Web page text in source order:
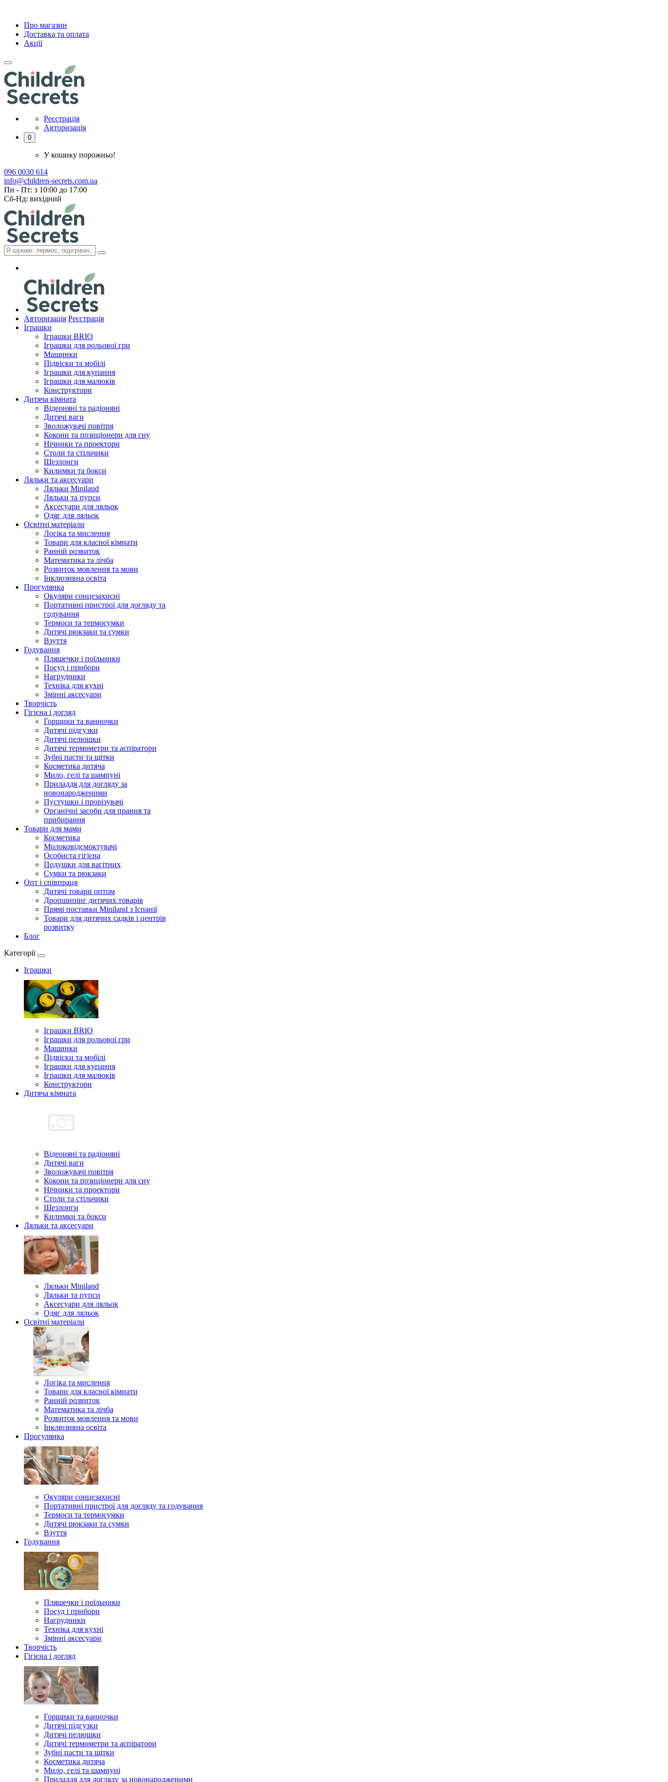
Про магазин
Доставка та оплата
Акції
Реєстрація
Авторизація
0
У кошику порожньо!
096 0030 614
info@children-secrets.com.ua
Пн - Пт: з 10:00 до 17:00
Сб-Нд: вихідний
Авторизація Реєстрація
Іграшки
Іграшки BRIO
Іграшки для рольової гри
Машинки
Підвіски та мобілі
Іграшки для купання
Іграшки для малюків
Конструктори
Дитяча кімната
Відеоняні та радіоняні
Дитячі ваги
Зволожувачі повітря
Кокони та позиціонери для сну
Нічники та проектори
Столи та стільчики
Шезлонги
Килимки та бокси
Ляльки та аксесуари
Ляльки Miniland
Ляльки та пупси
Аксесуари для ляльок
Одяг для ляльок
Освітні матеріали
Логіка та мислення
Товари для класної кімнати
Ранній розвиток
Математика та лічба
Розвиток мовлення та мови
Інклюзивна освіта
Прогулянка
Окуляри сонцезахисні
Портативні пристрої для догляду та
годування
Термоси та термосумки
Дитячі рюкзаки та сумки
Взуття
Годування
Пляшечки і поїльники
Посуд і прибори
Нагрудники
Техніка для кухні
Змінні аксесуари
Творчість
Гігієна і догляд
Горщики та ванночки
Дитячі підгузки
Дитячі пелюшки
Дитячі термометри та аспіратори
Зубні пасти та щітки
Косметика дитяча
Мило, гелі та шампуні
Приладдя для догляду за
новонародженими
Пустушки і прорізувачі
Органічні засоби для прання та
прибирання
Товари для мами
Косметика
Молоковідсмоктувачі
Особиста гігієна
Подушки для вагітних
Сумки та рюкзаки
Опт і співпраця
Дитячі товари оптом
Дропшипінг дитячих товарів
Прямі поставки Miniland з Іспанії
Товари для дитячих садків і центрів
розвитку
Блог
Категорії
Іграшки
Іграшки BRIO
Іграшки для рольової гри
Машинки
Підвіски та мобілі
Іграшки для купання
Іграшки для малюків
Конструктори
Дитяча кімната
Відеоняні та радіоняні
Дитячі ваги
Зволожувачі повітря
Кокони та позиціонери для сну
Нічники та проектори
Столи та стільчики
Шезлонги
Килимки та бокси
Ляльки та аксесуари
Ляльки Miniland
Ляльки та пупси
Аксесуари для ляльок
Одяг для ляльок
Освітні матеріали
Логіка та мислення
Товари для класної кімнати
Ранній розвиток
Математика та лічба
Розвиток мовлення та мови
Інклюзивна освіта
Прогулянка
Окуляри сонцезахисні
Портативні пристрої для догляду та годування
Термоси та термосумки
Дитячі рюкзаки та сумки
Взуття
Годування
Пляшечки і поїльники
Посуд і прибори
Нагрудники
Техніка для кухні
Змінні аксесуари
Творчість
Гігієна і догляд
Горщики та ванночки
Дитячі підгузки
Дитячі пелюшки
Дитячі термометри та аспіратори
Зубні пасти та щітки
Косметика дитяча
Мило, гелі та шампуні
Приладдя для догляду за новонародженими